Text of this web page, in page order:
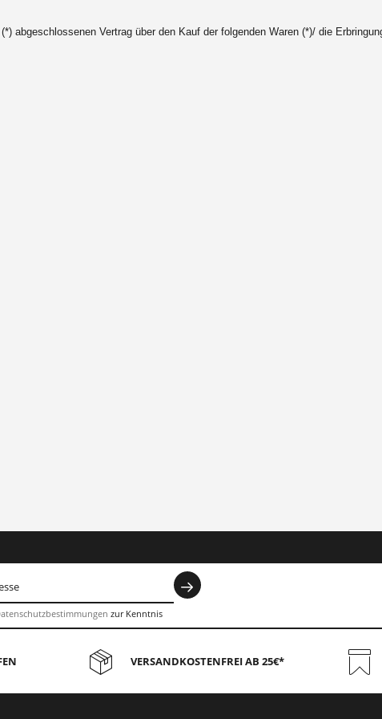
abgeschlossenen Vertrag über den Kauf der folgenden Waren (*)/ die
zur Kenntnis
VERSANDKOSTENFREI AB 25€*